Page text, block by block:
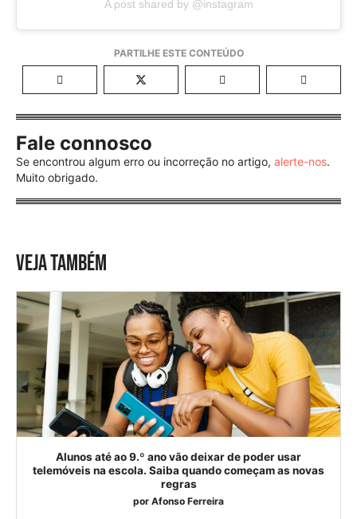
A post shared by @instagram
Fale connosco
Se encontrou algum erro ou incorreção no artigo, alerte-nos.
Muito obrigado.
VEJA TAMBÉM
Alunos até ao 9.º ano vão deixar de poder usar
telemóveis na escola. Saiba quando começam as novas
regras
por Afonso Ferreira